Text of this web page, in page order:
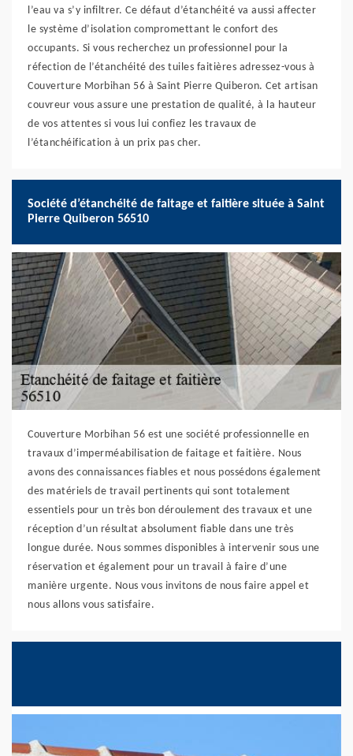
l’eau va s’y infiltrer. Ce défaut d’étanchéité va aussi affecter
le système d’isolation compromettant le confort des
occupants. Si vous recherchez un professionnel pour la
réfection de l’étanchéité des tuiles faitières adressez-vous à
Couverture Morbihan 56 à Saint Pierre Quiberon. Cet artisan
couvreur vous assure une prestation de qualité, à la hauteur
de vos attentes si vous lui confiez les travaux de
l’étanchéification à un prix pas cher.
Société d’étanchéité de faitage et faitière située à Saint
Pierre Quiberon 56510
Couverture Morbihan 56 est une société professionnelle en
travaux d’imperméabilisation de faitage et faitière. Nous
avons des connaissances fiables et nous possédons également
des matériels de travail pertinents qui sont totalement
essentiels pour un très bon déroulement des travaux et une
réception d’un résultat absolument fiable dans une très
longue durée. Nous sommes disponibles à intervenir sous une
réservation et également pour un travail à faire d’une
manière urgente. Nous vous invitons de nous faire appel et
nous allons vous satisfaire.